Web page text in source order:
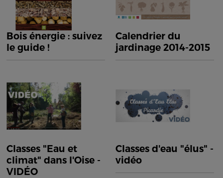
Bois énergie : suivez
le guide !
Calendrier du
jardinage 2014-2015
Classes "Eau et
climat" dans l'Oise -
VIDÉO
Classes d'eau "élus" -
vidéo